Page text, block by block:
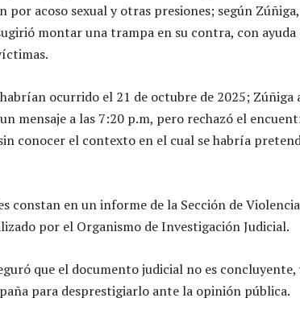
por acoso sexual y otras presiones; según
montar una trampa en su contra, con ayuda
ocurrido el 21 de octubre de 2025; Zúñiga
mensaje a las 7:20 p.m, pero rechazó el
conocer el contexto en el cual se habría
constan en un informe de la Sección de
por el Organismo de Investigación Judicial.
que el documento judicial no es
para desprestigiarlo ante la opinión pública.